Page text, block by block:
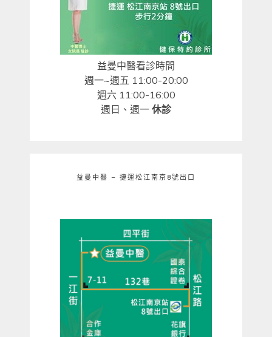
益曼中醫看診時間
週一~週五 11:00-20:00
週六 11:00-16:00
週日、週一 休診
益曼中醫 – 捷運松江南京8號出口